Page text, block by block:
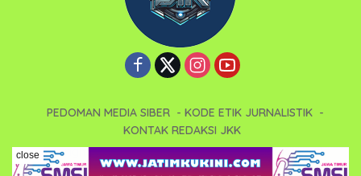
PEDOMAN MEDIA SIBER
KODE ETIK JURNALISTIK
KONTAK REDAKSI JKK
Copyright 2025 - Jatimkukini (JKK). All right reserved.
close